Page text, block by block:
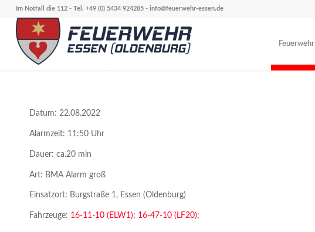
Im Notfall die 112 - Tel. +49 (0) 5434 924285 - info@feuerwehr-essen.de
Feuerwehr
Datum: 22.08.2022
Alarmzeit: 11:50 Uhr
Dauer: ca.20 min
Art: BMA Alarm groß
Einsatzort: Burgstraße 1, Essen (Oldenburg)
Fahrzeuge: 16-11-10 (ELW1); 16-47-10 (LF20);